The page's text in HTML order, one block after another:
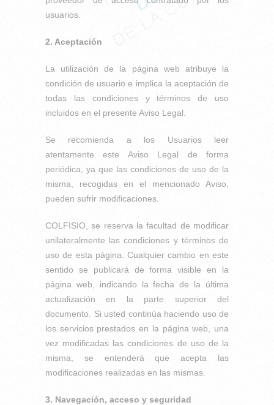
usuarios.
2. Aceptación
La utilización de la página web atribuye la
condición de usuario e implica la aceptación de
todas las condiciones y términos de uso
incluidos en el presente Aviso Legal.
Se recomienda a los Usuarios leer
atentamente este Aviso Legal de forma
periódica, ya que las condiciones de uso de la
misma, recogidas en el mencionado Aviso,
pueden sufrir modificaciones.
COLFISIO, se reserva la facultad de modificar
unilateralmente las condiciones y términos de
uso de esta página. Cualquier cambio en este
sentido se publicará de forma visible en la
página web, indicando la fecha de la última
actualización en la parte superior del
documento. Si usted continúa haciendo uso de
los servicios prestados en la página web, una
vez modificadas las condiciones de uso de la
misma, se entenderá que acepta las
modificaciones realizadas en las mismas.
3. Navegación, acceso y seguridad